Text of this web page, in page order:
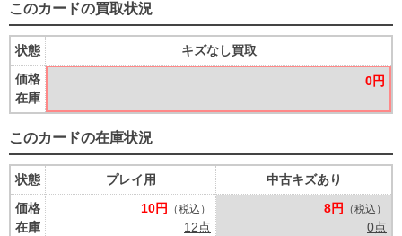
このカードの買取状況
状態
価格
在庫
キズなし買取
0円
このカードの在庫状況
状態
価格
在庫
プレイ用
10円
（税込）
12点
中古キズあり
8円
（税込）
0点